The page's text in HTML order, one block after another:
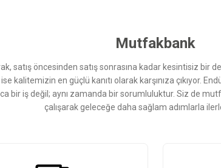
Mutfakbank
satış öncesinden satış sonrasına kadar kesintisiz
kalitemizin en güçlü kanıtı olarak karşınıza çıkıyor.
bir iş değil; aynı zamanda bir sorumluluktur. Siz de
çalışarak geleceğe daha sağlam adımlarla